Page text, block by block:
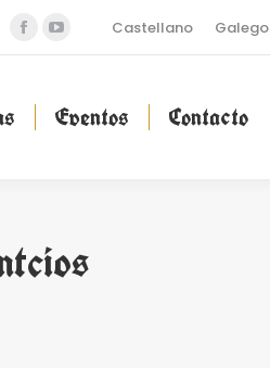
Facebook
in
YouTube
in
Castellano Galego
Eventos Contacto
Eventos Contacto